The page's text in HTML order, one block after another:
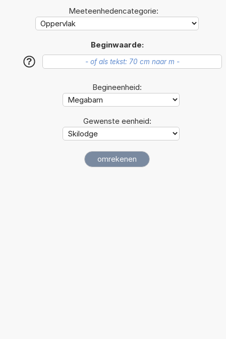
Meeteenhedencategorie:
Beginwaarde:
?
Begineenheid:
Gewenste eenheid: